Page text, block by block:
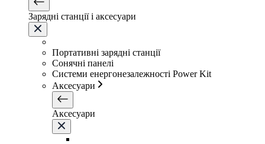
Зарядні станції і аксесуари
Портативні зарядні станції
Сонячні панелі
Системи енергонезалежності Power Kit
Аксесуари
Аксесуари